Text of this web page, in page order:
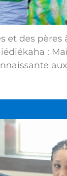
et des pères
: